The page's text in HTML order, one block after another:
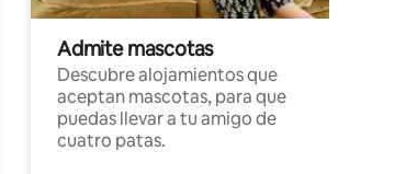
Admite mascotas
Descubre alojamientos que
aceptan mascotas, para que
puedas llevar a tu amigo de
cuatro patas.